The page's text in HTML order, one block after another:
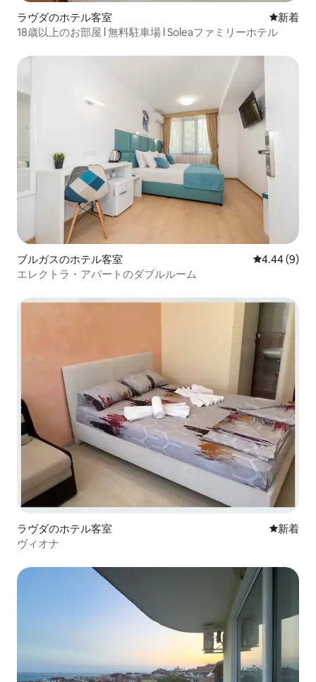
ラヴダのホテル客室 新しい宿
新着
18歳以上のお部屋 l 無料駐車場 l Soleaファミリーホテル
ブルガスのホテル客室 レビュー9件
4.44 (9)
エレクトラ・アパートのダブルルーム
ラヴダのホテル客室 新しい宿
新着
ヴィオナ